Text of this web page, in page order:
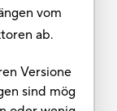
vom
ab.
Versione
sind mög